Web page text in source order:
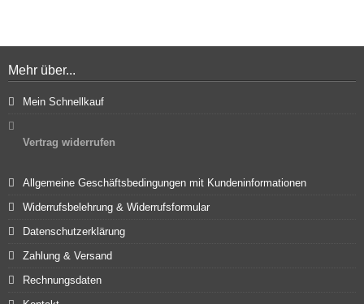
Mehr über...
Mein Schnellkauf
Vertrag widerrufen
Allgemeine Geschäftsbedingungen mit Kundeninformationen
Widerrufsbelehrung & Widerrufsformular
Datenschutzerklärung
Zahlung & Versand
Rechnungsdaten